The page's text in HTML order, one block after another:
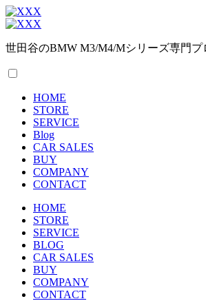
世田谷のBMW M3/M4/Mシリーズ専門プ
HOME
STORE
SERVICE
Blog
CAR SALES
BUY
COMPANY
CONTACT
HOME
STORE
SERVICE
BLOG
CAR SALES
BUY
COMPANY
CONTACT